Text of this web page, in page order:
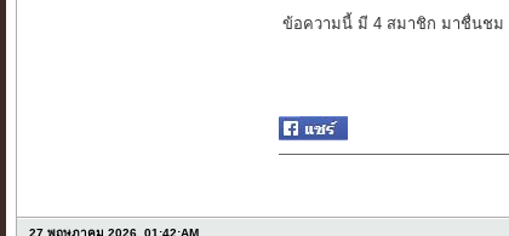
ข้อความนี้ มี 4 สมาชิก มาชื่นชม
27 พฤษภาคม 2026, 01:42:AM